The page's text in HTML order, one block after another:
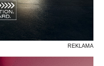
REKLAMA